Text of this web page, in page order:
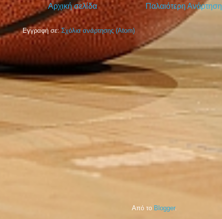
Παλαιότερη Ανάρτηση
Αρχική σελίδα
Εγγραφή σε:Σχόλια ανάρτησης (Atom)
Από το Blogger.